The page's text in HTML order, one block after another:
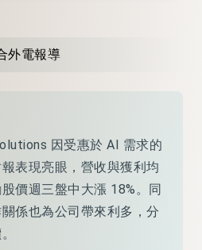
外電報導
因受惠於 AI 需求的
表現亮眼，營收與獲利均
價週三盤中大漲 18%。同
係也為公司帶來利多，分